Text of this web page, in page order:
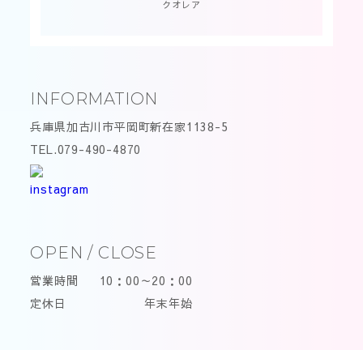
クオレア
INFORMATION
兵庫県加古川市平岡町新在家1138-5
TEL.079-490-4870
OPEN / CLOSE
営業時間
10：00～20：00
定休日
年末年始